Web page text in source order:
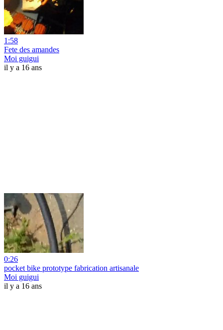
1:58
Fete des amandes
Moi guigui
il y a 16 ans
0:26
pocket bike prototype fabrication artisanale
Moi guigui
il y a 16 ans